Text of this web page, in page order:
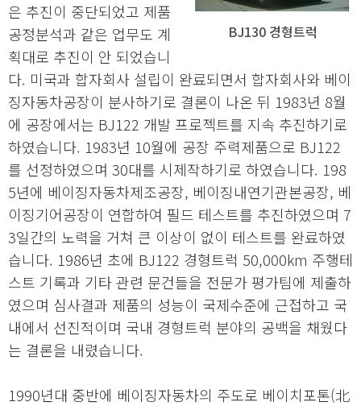
BJ130 경형트럭
은 추진이 중단되었고 제품
공정분석과 같은 업무도 계
획대로 추진이 안 되었습니
다. 미국과 합자회사 설립이 완료되면서 합자회사와 베이
징자동차공장이 분사하기로 결론이 나온 뒤 1983년 8월
에 공장에서는 BJ122 개발 프로젝트를 지속 추진하기로
하였습니다. 1983년 10월에 공장 주력제품으로 BJ122
를 선정하였으며 30대를 시제작하기로 하였습니다. 198
5년에 베이징자동차제조공장, 베이징내연기관본공장, 베
이징기어공장이 연합하여 필드 테스트를 추진하였으며 7
3일간의 노력을 거쳐 큰 이상이 없이 테스트를 완료하였
습니다. 1986년 초에 BJ122 경형트럭 50,000km 주행테
스트 기록과 기타 관련 문건들을 전문가 평가팀에 제출하
였으며 심사결과 제품의 성능이 국제수준에 근접하고 국
내에서 선진적이며 국내 경형트럭 분야의 공백을 채웠다
는 결론을 내렸습니다.
1990년대 중반에 베이징자동차의 주도로 베이치포톤(北